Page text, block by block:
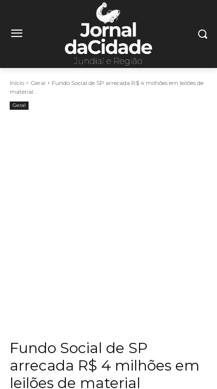
Início Geral
Fundo Social de SP arrecada R$ 4 milhões em leilões de
material...
Geral
Fundo Social de SP
arrecada R$ 4 milhões em
leilões de material